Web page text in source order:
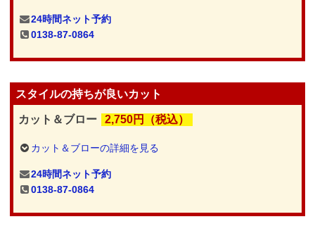
24時間ネット予約
0138-87-0864
スタイルの持ちが良いカット
カット＆ブロー 2,750円（税込）
カット＆ブローの詳細を見る
24時間ネット予約
0138-87-0864